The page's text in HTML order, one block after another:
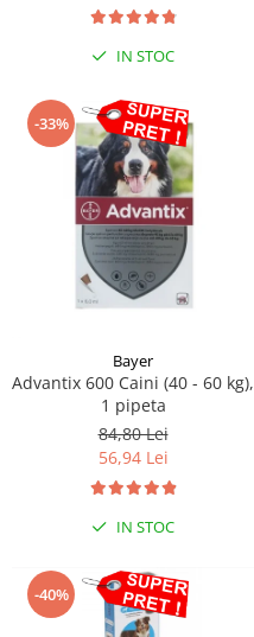
IN STOC
-33%
Bayer
Advantix 600 Caini (40 - 60 kg),
1 pipeta
84,80 Lei
56,94 Lei
IN STOC
-40%